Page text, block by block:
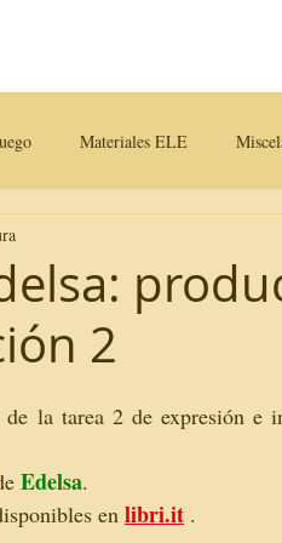
Materiales ELE
2
la tarea 2 de expresión e
Edelsa.
en libri.it .